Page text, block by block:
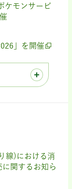
ケモンサービ
」を開催
線)における消
関するお知ら